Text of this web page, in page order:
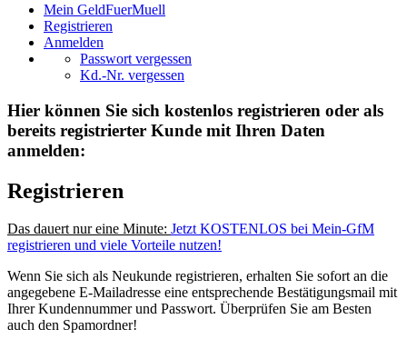
Mein GeldFuerMuell
Registrieren
Anmelden
Passwort vergessen
Kd.-Nr. vergessen
Hier können Sie sich kostenlos registrieren oder als
bereits registrierter Kunde mit Ihren Daten
anmelden:
Registrieren
Das dauert nur eine Minute: Jetzt KOSTENLOS bei Mein-GfM
registrieren und viele Vorteile nutzen!
Wenn Sie sich als Neukunde registrieren, erhalten Sie sofort an die
angegebene E-Mailadresse eine entsprechende Bestätigungsmail mit
Ihrer Kundennummer und Passwort. Überprüfen Sie am Besten
auch den Spamordner!